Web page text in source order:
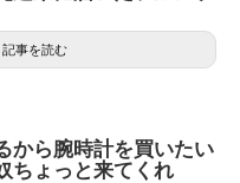
記事を読む
から腕時計を買いたい
ちょっと来てくれ